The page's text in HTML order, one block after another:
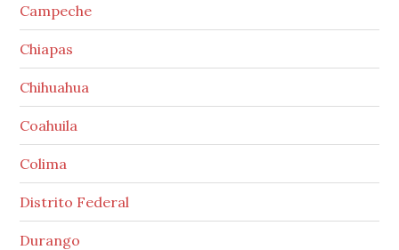
Campeche
Chiapas
Chihuahua
Coahuila
Colima
Distrito Federal
Durango